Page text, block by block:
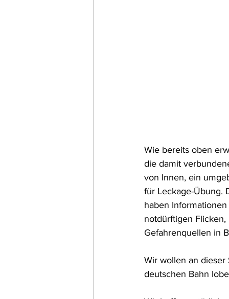
Wie bereits oben
die damit
von Innen, ein
für Leckage-Übung.
haben
notdürftigen
Gefahrenquellen in
Wir wollen an
deutschen Bahn